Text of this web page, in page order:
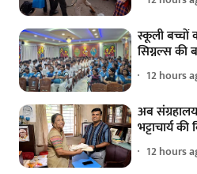
स्कूली बच्चों
सिग्नल्स की
12 hours
अब संग्रहालय
भट्टाचार्य
12 hours